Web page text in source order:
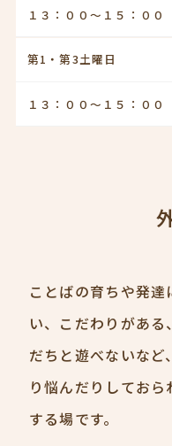
１３：００～１５：００
第1・第3土曜日
１３：００～１５：００
ことばの育ちや発
い、こだわりがあ
だちと遊べないな
り悩んだりしてお
する場です。